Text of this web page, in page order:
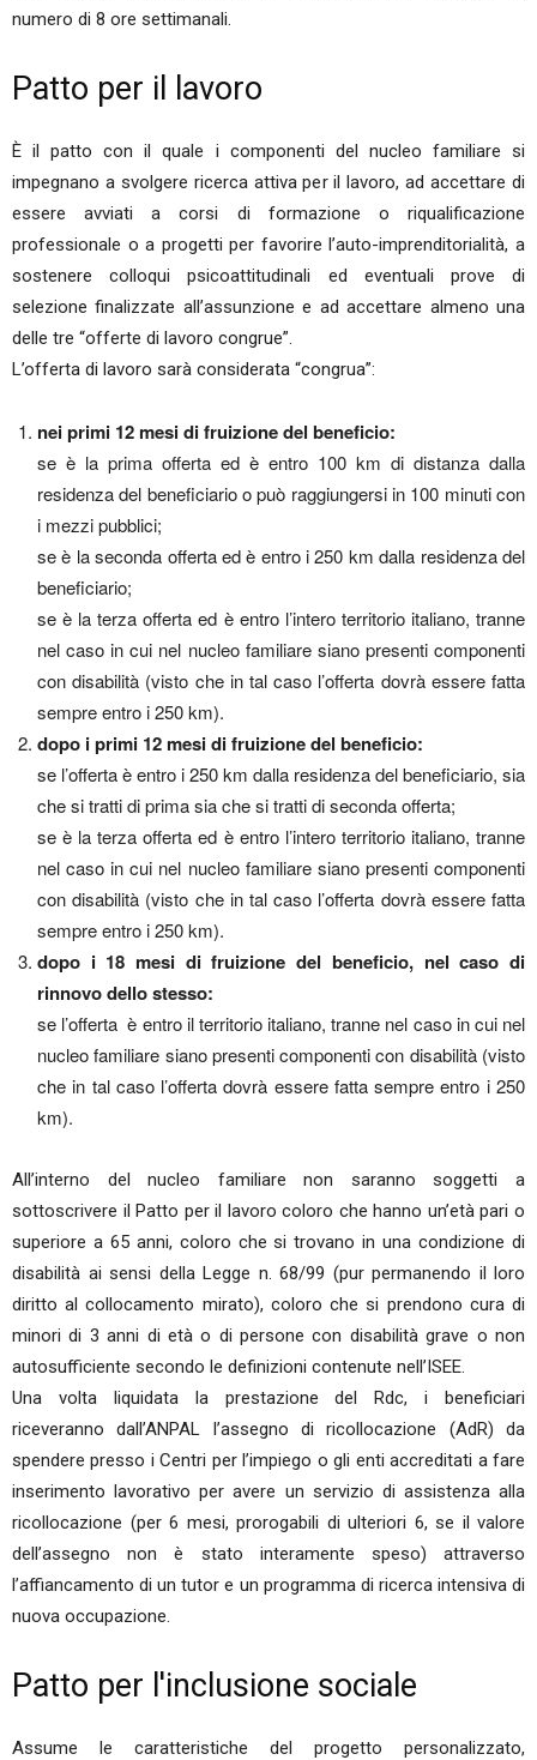
numero di 8 ore settimanali.
Patto per il lavoro
È il patto con il quale i componenti del nucleo familiare si
impegnano a svolgere ricerca attiva per il lavoro, ad accettare di
essere avviati a corsi di formazione o riqualificazione
professionale o a progetti per favorire l’auto-imprenditorialità, a
sostenere colloqui psicoattitudinali ed eventuali prove di
selezione finalizzate all’assunzione e ad accettare almeno una
delle tre “offerte di lavoro congrue”.
L’offerta di lavoro sarà considerata “congrua”:
nei primi 12 mesi di fruizione del beneficio:
se è la prima offerta ed è entro 100 km di distanza dalla
residenza del beneficiario o può raggiungersi in 100 minuti con
i mezzi pubblici;
se è la seconda offerta ed è entro i 250 km dalla residenza del
beneficiario;
se è la terza offerta ed è entro l’intero territorio italiano, tranne
nel caso in cui nel nucleo familiare siano presenti componenti
con disabilità (visto che in tal caso l’offerta dovrà essere fatta
sempre entro i 250 km).
dopo i primi 12 mesi di fruizione del beneficio:
se l’offerta è entro i 250 km dalla residenza del beneficiario, sia
che si tratti di prima sia che si tratti di seconda offerta;
se è la terza offerta ed è entro l’intero territorio italiano, tranne
nel caso in cui nel nucleo familiare siano presenti componenti
con disabilità (visto che in tal caso l’offerta dovrà essere fatta
sempre entro i 250 km).
dopo i 18 mesi di fruizione del beneficio, nel caso di
rinnovo dello stesso:
se l’offerta è entro il territorio italiano, tranne nel caso in cui nel
nucleo familiare siano presenti componenti con disabilità (visto
che in tal caso l’offerta dovrà essere fatta sempre entro i 250
km).
All’interno del nucleo familiare non saranno soggetti a
sottoscrivere il Patto per il lavoro coloro che hanno un’età pari o
superiore a 65 anni, coloro che si trovano in una condizione di
disabilità ai sensi della Legge n. 68/99 (pur permanendo il loro
diritto al collocamento mirato), coloro che si prendono cura di
minori di 3 anni di età o di persone con disabilità grave o non
autosufficiente secondo le definizioni contenute nell’ISEE.
Una volta liquidata la prestazione del Rdc, i beneficiari
riceveranno dall’ANPAL l’assegno di ricollocazione (AdR) da
spendere presso i Centri per l’impiego o gli enti accreditati a fare
inserimento lavorativo per avere un servizio di assistenza alla
ricollocazione (per 6 mesi, prorogabili di ulteriori 6, se il valore
dell’assegno non è stato interamente speso) attraverso
l’affiancamento di un tutor e un programma di ricerca intensiva di
nuova occupazione.
Patto per l'inclusione sociale
Assume le caratteristiche del progetto personalizzato,